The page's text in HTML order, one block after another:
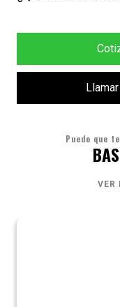
Puede que
VER